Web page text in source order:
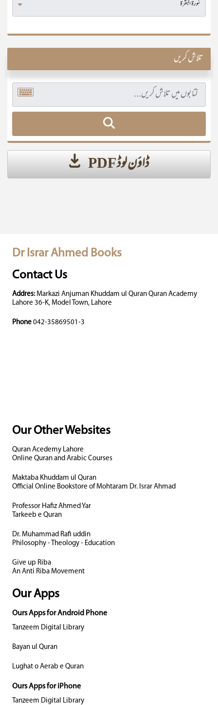
تلاش کریں
ڈاؤن لوڈ PDF
Dr Israr Ahmed Books
Contact Us
Addres: Markazi Anjuman Khuddam ul Quran Quran Academy
Lahore 36-K, Model Town, Lahore
Phone 042-35869501-3
Our Other Websites
Quran Acedemy Lahore
Online Quran and Arabic Courses
Maktaba Khuddam ul Quran
Official Online Bookstore of Mohtaram Dr. Israr Ahmad
Professor Hafiz Ahmed Yar
Tarkeeb e Quran
Dr. Muhammad Rafi uddin
Philosophy - Theology - Education
Give up Riba
An Anti Riba Movement
Our Apps
Ours Apps for Android Phone
Tanzeem Digital Library
Bayan ul Quran
Lughat o Aerab e Quran
Ours Apps for iPhone
Tanzeem Digital Library